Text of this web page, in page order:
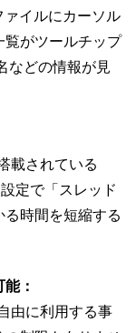
イルにカーソル
覧がツールチップ
などの情報が見
載されている
定で「スレッド
時間を短縮する
：
由に利用する事